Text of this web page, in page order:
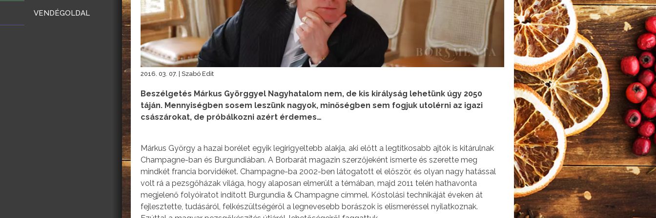
VENDÉGOLDAL
2016. 03. 07. | Szabó Edit
Beszélgetés Márkus Györggyel Nagyhatalom nem, de kis királyság lehetünk úgy 2050
táján. Mennyiségben sosem leszünk nagyok, minőségben sem fogjuk utolérni az igazi
császárokat, de próbálkozni azért érdemes…
Márkus György a hazai borélet egyik legirigyeltebb alakja, aki előtt a legtitkosabb ajtók is kitárulnak
Champagne-ban és Burgundiában. A Borbarát magazin szerzőjeként ismerte és szerette meg
mindkét francia borvidéket. Champagne-ba 2002-ben látogatott el először, és olyan nagy hatással
volt rá a pezsgőházak világa, hogy alaposan elmerült a témában, majd 2011 telén hathavonta
megjelenő folyóiratot indított Burgundia & Champagne címmel. Kóstolási technikáját éveken át
fejlesztette, tudásáról, felkészültségéről a legnevesebb borászok is elismeréssel nyilatkoznak.